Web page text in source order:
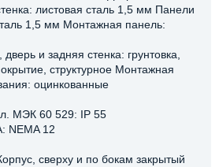
листовая сталь 1,5 мм Панели
1,5 мм Монтажная панель:
дверь и задняя стенка: грунтовка,
структурное Монтажная
оцинкованные
МЭК 60 529: IP 55
NEMA 12
сверху и по бокам закрытый